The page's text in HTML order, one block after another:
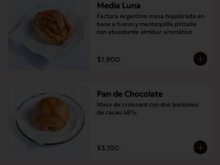
Media Luna
Factura Argentina masa hojaldrada en
base a huevo y mantequilla pintada
con abundante almíbar aromático
$1.900
Pan de Chocolate
Masa de croissant con dos bastones
de cacao 48%.
$3.100